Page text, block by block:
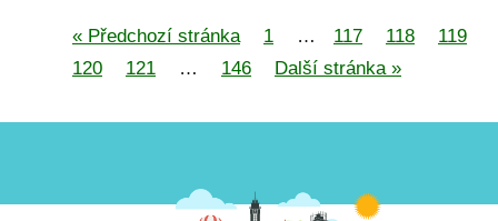
« Předchozí stránka 1 … 117 118
119
120
121 … 146 Další stránka »